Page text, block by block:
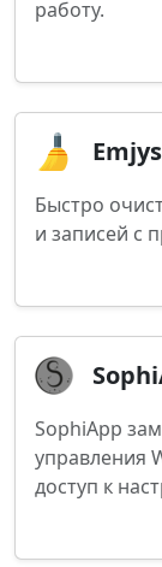
работу.
Быстро
и записей с
SophiApp
управления
доступ к